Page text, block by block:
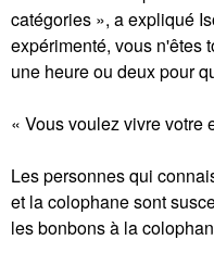
catégories », a expliqué
expérimenté, vous n'êtes
une heure ou deux pour
« Vous voulez vivre votre
Les personnes qui
et la colophane sont
les bonbons à la